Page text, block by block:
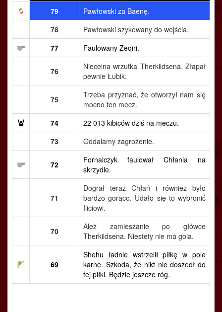
79
Pawłowski za Baenę.
78
Pawłowski szykowany do wejścia.
77
Faulowany Zeqiri.
76
Niecelna wrzutka Therkildsena. Złapał
pewnie Łubik.
75
Trzeba przyznać, że otworzył nam się
mocno ten mecz.
74
22 013 kibiców dziś na meczu.
73
Oddalamy zagrożenie.
72
Fornalczyk faulował Chłania na
skrzydle.
71
Dograł teraz Chłań i również było
bardzo gorąco. Udało się to wybronić
Iliciowi.
70
Ależ zamieszanie po główce
Therkildsena. Niestety nie ma gola.
69
Shehu ładnie wstrzelił piłkę w pole
karne. Szkoda, że nikt nie doszedł do
tej piłki. Będzie jeszcze róg.